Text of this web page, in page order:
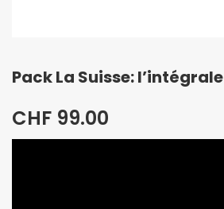
Pack La Suisse: l’intégrale
CHF 99.00